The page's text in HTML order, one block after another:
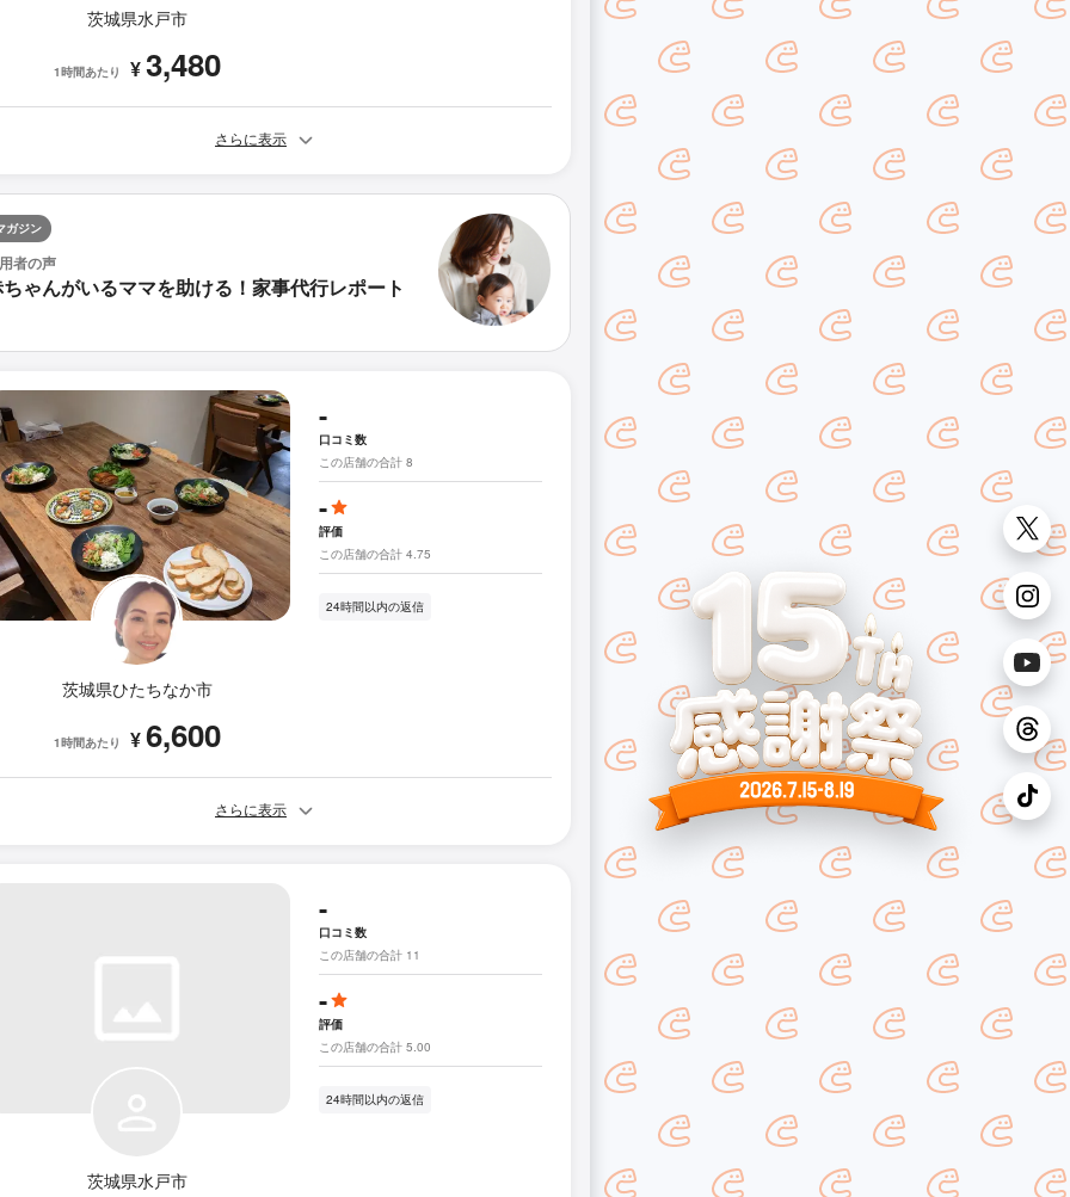
茨城県水戸市
1時間あたり ¥3,480
さらに表示
ガジン
者の声
ゃんがいるママを助ける！家事代行レポート
茨城県ひたちなか市
1時間あたり ¥6,600
-
口コミ数
この店舗の合計 8
-
評価
この店舗の合計 4.75
24時間以内の返信
さらに表示
茨城県水戸市
-
口コミ数
この店舗の合計 11
-
評価
この店舗の合計 5.00
24時間以内の返信